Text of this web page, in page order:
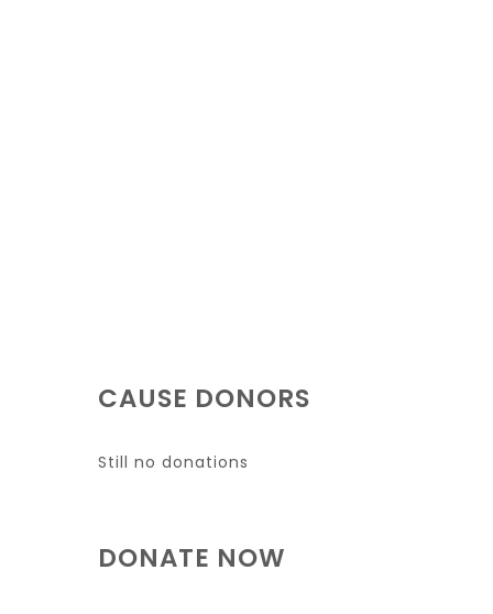
CAUSE DONORS
Still no donations
DONATE NOW